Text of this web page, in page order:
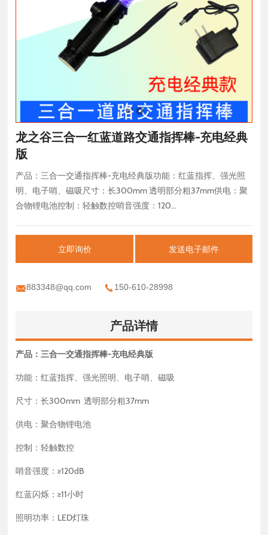
龙之谷三合一红蓝道路交通指挥棒-充电经典
版
产品：三合一交通指挥棒-充电经典版功能：红蓝指挥、强光照
明、电子哨、磁吸尺寸：长300mm 透明部分粗37mm供电：聚
合物锂电池控制：轻触数控哨音强度：120...
立即询价 发送电子邮件
883348@qq.com 150-610-28998
产品详情
产品：三合一交通指挥棒-充电经典版
功能：红蓝指挥、强光照明、电子哨、磁吸
尺寸：长300mm 透明部分粗37mm
供电：聚合物锂电池
控制：轻触数控
哨音强度：≥120dB
红蓝闪烁：≥11小时
照明功率：LED灯珠